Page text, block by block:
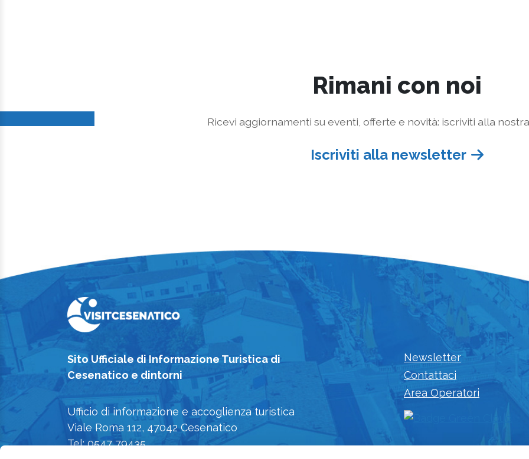
Rimani con noi
Ricevi aggiornamenti su eventi, offerte e novità: iscriviti alla
Iscriviti alla newsletter
Sito Ufficiale di Informazione Turistica di
Cesenatico e dintorni
Ufficio di informazione e accoglienza turistica
Viale Roma 112, 47042 Cesenatico
Tel: 0547 79435
Newsletter
Contattaci
Area Operatori